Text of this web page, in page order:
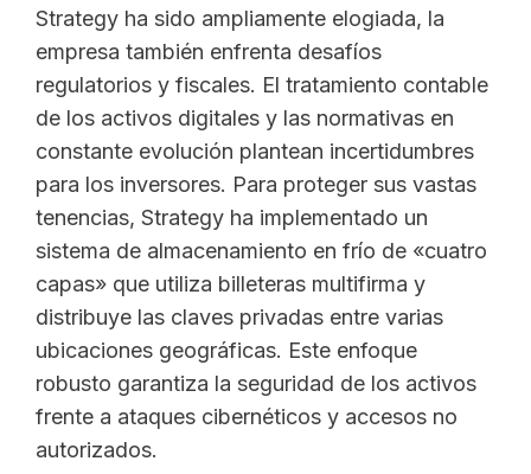
Strategy ha sido ampliamente elogiada, la
empresa también enfrenta desafíos
regulatorios y fiscales. El tratamiento contable
de los activos digitales y las normativas en
constante evolución plantean incertidumbres
para los inversores. Para proteger sus vastas
tenencias, Strategy ha implementado un
sistema de almacenamiento en frío de «cuatro
capas» que utiliza billeteras multifirma y
distribuye las claves privadas entre varias
ubicaciones geográficas. Este enfoque
robusto garantiza la seguridad de los activos
frente a ataques cibernéticos y accesos no
autorizados.